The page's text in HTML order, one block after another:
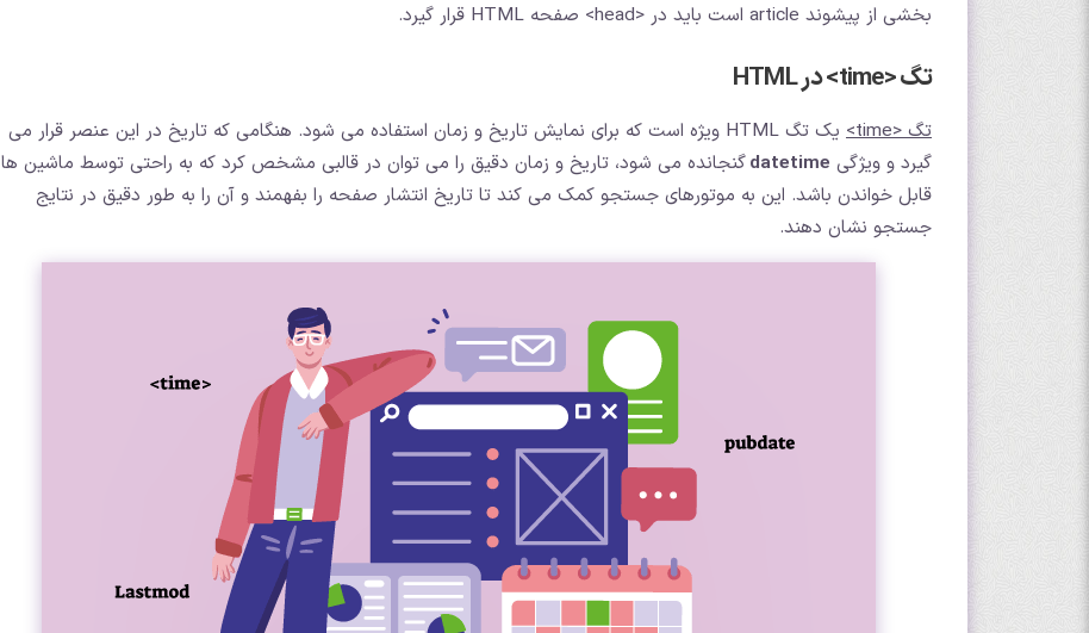
بخشی از پیشوند article است باید در <head> صفحه HTML قرار گیرد.
تگ <time> در HTML
تگ <time>
یک تگ HTML ویژه است که برای نمایش تاریخ و زمان استفاده می شود. هنگامی که تاریخ در این عنصر قرار می
گیرد و ویژگی datetimeگنجانده می شود، تاریخ و زمان دقیق را می توان در قالبی مشخص کرد که به راحتی توسط ماشین ها
قابل خواندن باشد. این به موتورهای جستجو کمک می کند تا تاریخ انتشار صفحه را بفهمند و آن را به طور دقیق در نتایج
جستجو نشان دهند.